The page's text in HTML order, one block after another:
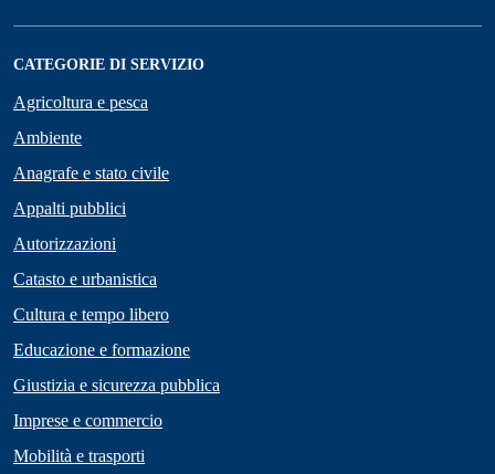
CATEGORIE DI SERVIZIO
Agricoltura e pesca
Ambiente
Anagrafe e stato civile
Appalti pubblici
Autorizzazioni
Catasto e urbanistica
Cultura e tempo libero
Educazione e formazione
Giustizia e sicurezza pubblica
Imprese e commercio
Mobilità e trasporti